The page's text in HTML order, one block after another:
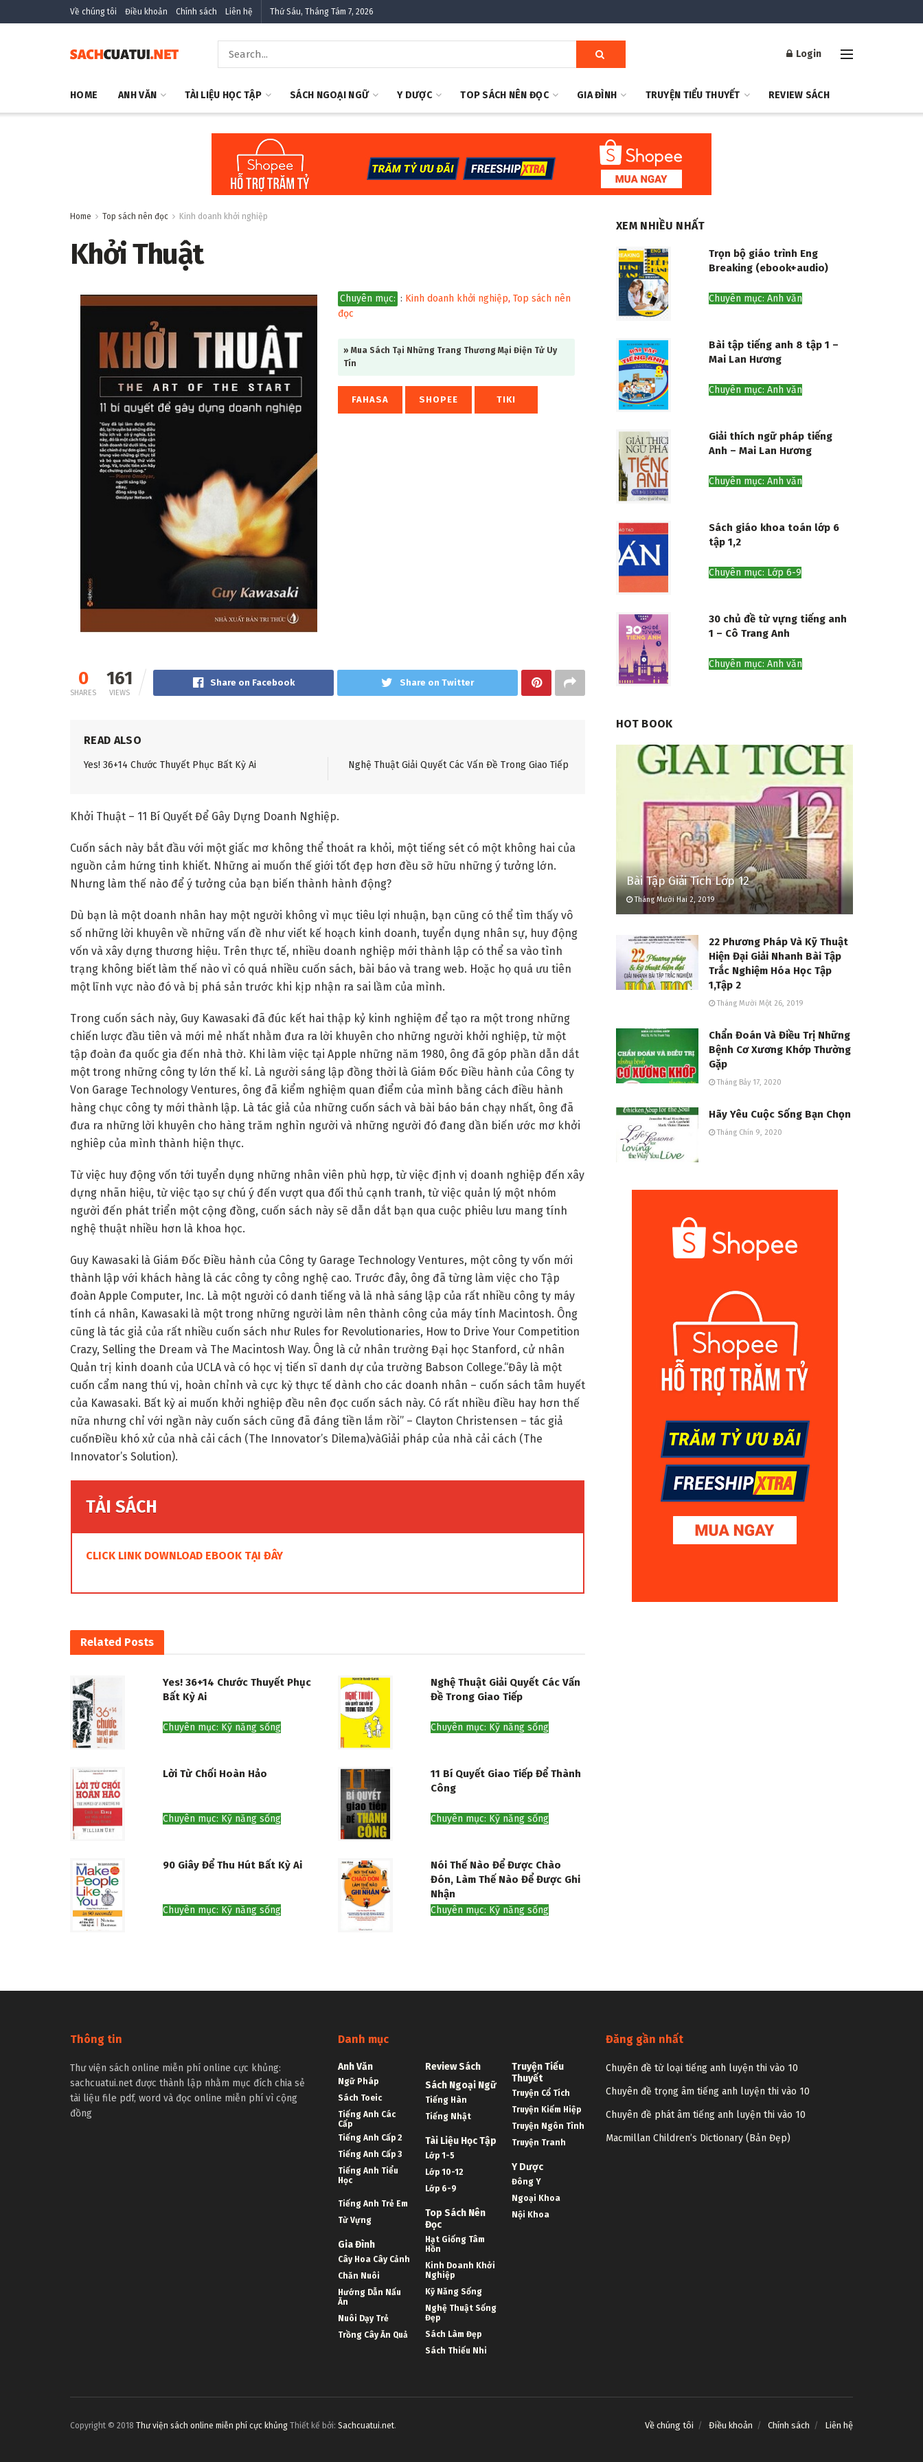
Về chúng tôi Điều khoản Chính sách Liên hệ Thứ Sáu, Tháng Tám 7, 2026
Login
HOME ANH VĂN TÀI LIỆU HỌC TẬP SÁCH NGOẠI NGỮ Y DƯỢC TOP SÁCH NÊN ĐỌC GIA ĐÌNH TRUYỆN TIỂU THUYẾT REVIEW SÁCH
Home Top sách nên đọc Kinh doanh khởi nghiệp
Khởi Thuật
Chuyên mục: : Kinh doanh khởi nghiệp, Top sách nên
đọc
» Mua Sách Tại Những Trang Thương Mại Điện Tử Uy
Tín
FAHASA SHOPEE TIKI
0
SHARES
161
VIEWS
Share on Facebook Share on Twitter
READ ALSO
Yes! 36+14 Chước Thuyết Phục Bất Kỳ Ai Nghệ Thuật Giải Quyết Các Vấn Đề Trong Giao Tiếp
Khởi Thuật – 11 Bí Quyết Để Gây Dựng Doanh Nghiệp.
Cuốn sách này bắt đầu với một giấc mơ không thể thoát ra khỏi, một tiếng sét có một không hai của
nguồn cảm hứng tinh khiết. Những ai muốn thế giới tốt đẹp hơn đều sỡ hữu những ý tưởng lớn.
Nhưng làm thế nào để ý tưởng của bạn biến thành hành động?
Dù bạn là một doanh nhân hay một người không vì mục tiêu lợi nhuận, bạn cũng có thể tìm thấy vô
số những lời khuyên về những vấn đề như viết kế hoạch kinh doanh, tuyển dụng nhân sự, huy động
vốn và xây dựng thương hiệu. Trên thực tế, nhiều doanh nghiệp mới thành lập có thể sa vào tình
trạng không biết làm thế nào vì có quá nhiều cuốn sách, bài báo và trang web. Hoặc họ quá ưu tiên
một lĩnh vực nào đó và bị phá sản trước khi kịp nhận ra sai lầm của mình.
Trong cuốn sách này, Guy Kawasaki đã đúc kết hai thập kỷ kinh nghiệm để tạo ra một trong những
chiến lược đầu tiên và mới mẻ nhất nhằm đưa ra lời khuyên cho những người khởi nghiệp, từ một
tập đoàn đa quốc gia đến nhà thờ. Khi làm việc tại Apple những năm 1980, ông đã góp phần dẫn dắt
một trong những công ty lớn thế kỉ. Là người sáng lập đồng thời là Giám Đốc Điều hành của Công ty
Von Garage Technology Ventures, ông đã kiểm nghiệm quan điểm của mình bằng cách điều hành
hàng chục công ty mới thành lập. Là tác giả của những cuốn sách và bài báo bán chạy nhất, ông đã
đưa ra những lời khuyên cho hàng trăm nghìn người và những người đó đang dần biến ước mơ khởi
nghiêp của mình thành hiện thực.
Từ việc huy động vốn tới tuyển dụng những nhân viên phù hợp, từ việc định vị doanh nghiệp đến xây
dựng nhãn hiệu, từ việc tạo sự chú ý đến vượt qua đối thủ cạnh tranh, từ việc quản lý một nhóm
người đến phát triển một cộng đồng, cuốn sách này sẽ dẫn dắt bạn qua cuộc phiêu lưu mang tính
nghệ thuật nhiều hơn là khoa học.
Guy Kawasaki là Giám Đốc Điều hành của Công ty Garage Technology Ventures, một công ty vốn mới
thành lập với khách hàng là các công ty công nghệ cao. Trước đây, ông đã từng làm việc cho Tập
đoàn Apple Computer, Inc. Là một người có danh tiếng và là nhà sáng lập của rất nhiều công ty máy
tính cá nhân, Kawasaki là một trong những người làm nên thành công của máy tính Macintosh. Ông
cũng là tác giả của rất nhiều cuốn sách như Rules for Revolutionaries, How to Drive Your Competition
Crazy, Selling the Dream và The Macintosh Way. Ông là cử nhân trường Đại học Stanford, cử nhân
Quản trị kinh doanh của UCLA và có học vị tiến sĩ danh dự của trường Babson College.“Đây là một
cuốn cẩm nang thú vị, hoàn chỉnh và cực kỳ thực tế dành cho các doanh nhân – cuốn sách tâm huyết
của Kawasaki. Bất kỳ ai muốn khởi nghiệp đều nên đọc cuốn sách này. Có rất nhiều điều hay hơn thế
nữa nhưng chỉ với ngần này cuốn sách cũng đã đáng tiền lắm rồi” – Clayton Christensen – tác giả
cuốnĐiều khó xử của nhà cải cách (The Innovator’s Dilema)vàGiải pháp của nhà cải cách (The
Innovator’s Solution).
TẢI SÁCH
CLICK LINK DOWNLOAD EBOOK TẠI ĐÂY
Related Posts
Yes! 36+14 Chước Thuyết Phục
Bất Kỳ Ai
Chuyên mục: Kỹ năng sống
Nghệ Thuật Giải Quyết Các Vấn
Đề Trong Giao Tiếp
Chuyên mục: Kỹ năng sống
Lời Từ Chối Hoàn Hảo
Chuyên mục: Kỹ năng sống
11 Bí Quyết Giao Tiếp Để Thành
Công
Chuyên mục: Kỹ năng sống
90 Giây Để Thu Hút Bất Kỳ Ai
Chuyên mục: Kỹ năng sống
Nói Thế Nào Để Được Chào
Đón, Làm Thế Nào Để Được Ghi
Nhận
Chuyên mục: Kỹ năng sống
XEM NHIỀU NHẤT
Trọn bộ giáo trình Eng
Breaking (ebook+audio)
Chuyên mục: Anh văn
Bài tập tiếng anh 8 tập 1 –
Mai Lan Hương
Chuyên mục: Anh văn
Giải thích ngữ pháp tiếng
Anh – Mai Lan Hương
Chuyên mục: Anh văn
Sách giáo khoa toán lớp 6
tập 1,2
Chuyên mục: Lớp 6-9
30 chủ đề từ vựng tiếng anh
1 – Cô Trang Anh
Chuyên mục: Anh văn
HOT BOOK
Bài Tập Giải Tích Lớp 12
Tháng Mười Hai 2, 2019
22 Phương Pháp Và Kỹ Thuật
Hiện Đại Giải Nhanh Bài Tập
Trắc Nghiệm Hóa Học Tập
1,Tập 2
Tháng Mười Một 26, 2019
Chẩn Đoán Và Điều Trị Những
Bệnh Cơ Xương Khớp Thường
Gặp
Tháng Bảy 17, 2020
Hãy Yêu Cuộc Sống Bạn Chọn
Tháng Chín 9, 2020
Thông tin
Thư viện sách online miễn phí online cực khủng:
sachcuatui.net được thành lập nhằm mục đích chia sẻ
tài liệu file pdf, word và đọc online miễn phí vì cộng
đồng
Danh mục
Anh Văn
Ngữ Pháp
Sách Toeic
Tiếng Anh Các
Cấp
Tiếng Anh Cấp 2
Tiếng Anh Cấp 3
Tiếng Anh Tiểu
Học
Tiếng Anh Trẻ Em
Từ Vựng
Gia Đình
Cây Hoa Cây Cảnh
Chăn Nuôi
Hướng Dẫn Nấu
Ăn
Nuôi Dạy Trẻ
Trồng Cây Ăn Quả
Review Sách
Sách Ngoại Ngữ
Tiếng Hàn
Tiếng Nhật
Tài Liệu Học Tập
Lớp 1-5
Lớp 10-12
Lớp 6-9
Top Sách Nên
Đọc
Hạt Giống Tâm
Hồn
Kinh Doanh Khởi
Nghiệp
Kỹ Năng Sống
Nghệ Thuật Sống
Đẹp
Sách Làm Đẹp
Sách Thiếu Nhi
Truyện Tiểu
Thuyết
Truyện Cổ Tích
Truyện Kiếm Hiệp
Truyện Ngôn Tình
Truyện Tranh
Y Dược
Đông Y
Ngoại Khoa
Nội Khoa
Đăng gần nhất
Chuyên đề từ loại tiếng anh luyện thi vào 10
Chuyên đề trọng âm tiếng anh luyện thi vào 10
Chuyên đề phát âm tiếng anh luyện thi vào 10
Macmillan Children’s Dictionary (Bản Đẹp)
Về chúng tôi Điều khoản Chính sách Liên hệ
Copyright © 2018 Thư viện sách online miễn phí cực khủng Thiết kế bởi: Sachcuatui.net.